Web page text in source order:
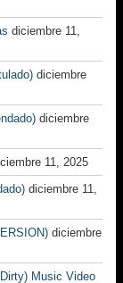
diciembre 11,
diciembre
diciembre
11, 2025
diciembre 11,
diciembre
Music Video